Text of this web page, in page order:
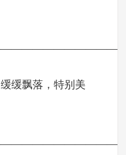
缓飘落，特别美